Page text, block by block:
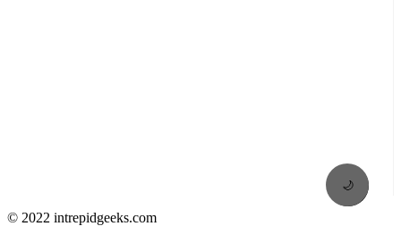
🌙
© 2022 intrepidgeeks.com